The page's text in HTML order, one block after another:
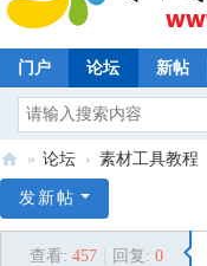
门户 论坛 新帖
1
» 论坛 › 素材工具教程
发新帖
查看: 457 回复: 0